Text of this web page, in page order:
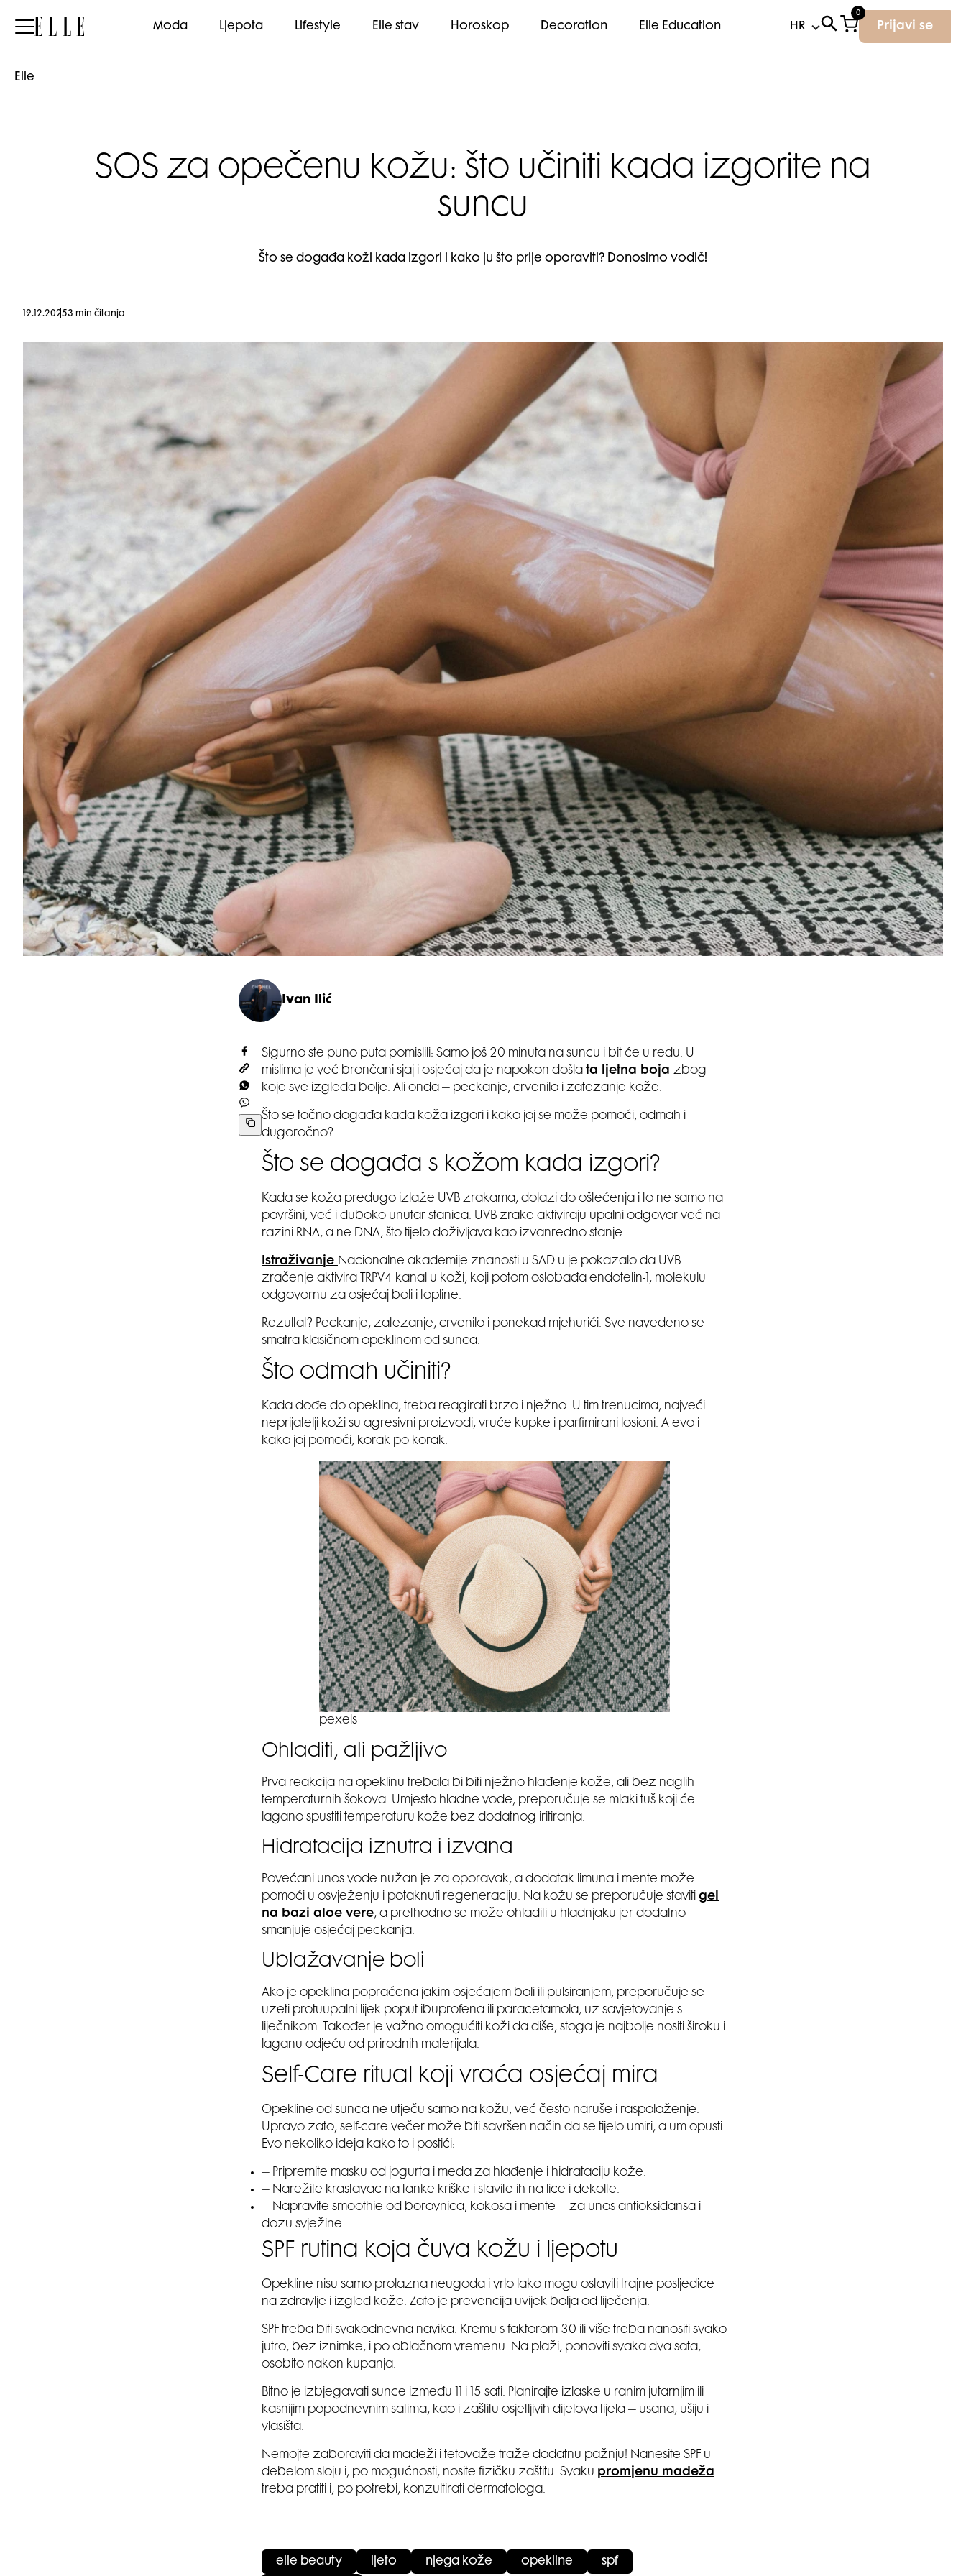
Elle Moda Ljepota Lifestyle Elle stav Horoskop Decoration Elle Education
0
Prijavi se
Elle
SOS za opečenu kožu: što učiniti kada izgorite na
suncu
Što se događa koži kada izgori i kako ju što prije oporaviti? Donosimo vodič!
19.12.20253 min čitanja
Ivan Ilić
Sigurno ste puno puta pomislili: Samo još 20 minuta na suncu i bit će u redu. U
mislima je već brončani sjaj i osjećaj da je napokon došla ta ljetna boja zbog
koje sve izgleda bolje. Ali onda – peckanje, crvenilo i zatezanje kože.
Što se točno događa kada koža izgori i kako joj se može pomoći, odmah i
dugoročno?
Što se događa s kožom kada izgori?
Kada se koža predugo izlaže UVB zrakama, dolazi do oštećenja i to ne samo na
površini, već i duboko unutar stanica. UVB zrake aktiviraju upalni odgovor već na
razini RNA, a ne DNA, što tijelo doživljava kao izvanredno stanje.
Istraživanje Nacionalne akademije znanosti u SAD-u je pokazalo da UVB
zračenje aktivira TRPV4 kanal u koži, koji potom oslobađa endotelin‑1, molekulu
odgovornu za osjećaj boli i topline.
Rezultat? Peckanje, zatezanje, crvenilo i ponekad mjehurići. Sve navedeno se
smatra klasičnom opeklinom od sunca.
Što odmah učiniti?
Kada dođe do opeklina, treba reagirati brzo i nježno. U tim trenucima, najveći
neprijatelji koži su agresivni proizvodi, vruće kupke i parfimirani losioni. A evo i
kako joj pomoći, korak po korak.
pexels
Ohladiti, ali pažljivo
Prva reakcija na opeklinu trebala bi biti nježno hlađenje kože, ali bez naglih
temperaturnih šokova. Umjesto hladne vode, preporučuje se mlaki tuš koji će
lagano spustiti temperaturu kože bez dodatnog iritiranja.
Hidratacija iznutra i izvana
Povećani unos vode nužan je za oporavak, a dodatak limuna i mente može
pomoći u osvježenju i potaknuti regeneraciju. Na kožu se preporučuje staviti gel
na bazi aloe vere, a prethodno se može ohladiti u hladnjaku jer dodatno
smanjuje osjećaj peckanja.
Ublažavanje boli
Ako je opeklina popraćena jakim osjećajem boli ili pulsiranjem, preporučuje se
uzeti protuupalni lijek poput ibuprofena ili paracetamola, uz savjetovanje s
liječnikom. Također je važno omogućiti koži da diše, stoga je najbolje nositi široku i
laganu odjeću od prirodnih materijala.
Self-Care ritual koji vraća osjećaj mira
Opekline od sunca ne utječu samo na kožu, već često naruše i raspoloženje.
Upravo zato, self-care večer može biti savršen način da se tijelo umiri, a um opusti.
Evo nekoliko ideja kako to i postići:
– Pripremite masku od jogurta i meda za hlađenje i hidrataciju kože.
– Narežite krastavac na tanke kriške i stavite ih na lice i dekolte.
– Napravite smoothie od borovnica, kokosa i mente – za unos antioksidansa i
dozu svježine.
SPF rutina koja čuva kožu i ljepotu
Opekline nisu samo prolazna neugoda i vrlo lako mogu ostaviti trajne posljedice
na zdravlje i izgled kože. Zato je prevencija uvijek bolja od liječenja.
SPF treba biti svakodnevna navika. Kremu s faktorom 30 ili više treba nanositi svako
jutro, bez iznimke, i po oblačnom vremenu. Na plaži, ponoviti svaka dva sata,
osobito nakon kupanja.
Bitno je izbjegavati sunce između 11 i 15 sati. Planirajte izlaske u ranim jutarnjim ili
kasnijim popodnevnim satima, kao i zaštitu osjetljivih dijelova tijela – usana, ušiju i
vlasišta.
Nemojte zaboraviti da madeži i tetovaže traže dodatnu pažnju! Nanesite SPF u
debelom sloju i, po mogućnosti, nosite fizičku zaštitu. Svaku promjenu madeža
treba pratiti i, po potrebi, konzultirati dermatologa.
elle beauty ljeto njega kože opekline spf